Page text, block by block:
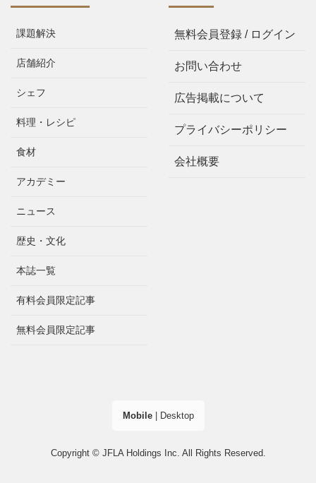
課題解決
店舗紹介
シェフ
料理・レシピ
食材
アカデミー
ニュース
歴史・文化
本誌一覧
有料会員限定記事
無料会員限定記事
無料会員登録 / ログイン
お問い合わせ
広告掲載について
プライバシーポリシー
会社概要
Mobile| Desktop
Copyright © JFLA Holdings Inc. All Rights Reserved.